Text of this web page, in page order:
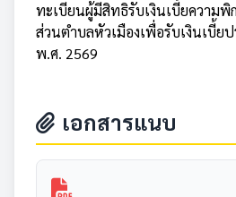
ทะเบียนผู้มีสิทธิรับเงินเบี้ยความพิ
ส่วนตำบลหัวเมืองเพื่อรับเงินเบี้ย
พ.ศ. 2569
เอกสารแนบ